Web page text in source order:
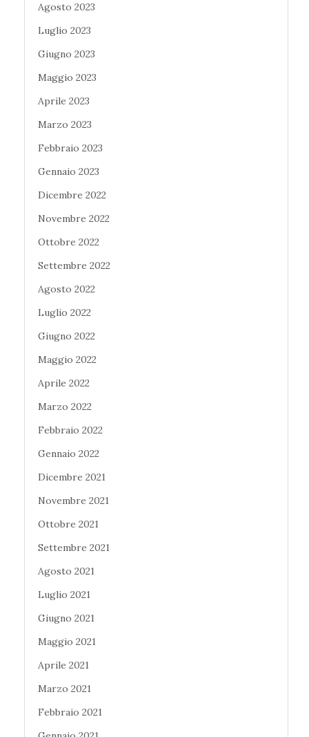
Agosto 2023
Luglio 2023
Giugno 2023
Maggio 2023
Aprile 2023
Marzo 2023
Febbraio 2023
Gennaio 2023
Dicembre 2022
Novembre 2022
Ottobre 2022
Settembre 2022
Agosto 2022
Luglio 2022
Giugno 2022
Maggio 2022
Aprile 2022
Marzo 2022
Febbraio 2022
Gennaio 2022
Dicembre 2021
Novembre 2021
Ottobre 2021
Settembre 2021
Agosto 2021
Luglio 2021
Giugno 2021
Maggio 2021
Aprile 2021
Marzo 2021
Febbraio 2021